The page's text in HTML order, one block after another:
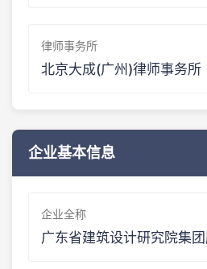
律师事务所
北京大成(广州)律师事务所
企业基本信息
企业全称
广东省建筑设计研究院集